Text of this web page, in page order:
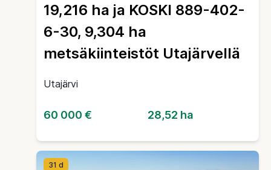
19,216 ha ja KOSKI 889-402-
6-30, 9,304 ha
metsäkiinteistöt Utajärvellä
Utajärvi
60 000 € 28,52 ha
31 d